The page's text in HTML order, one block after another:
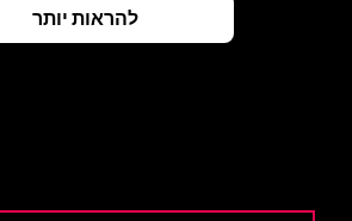
להראות יותר